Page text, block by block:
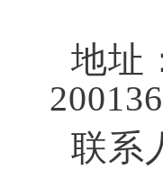
地址
200136
联系